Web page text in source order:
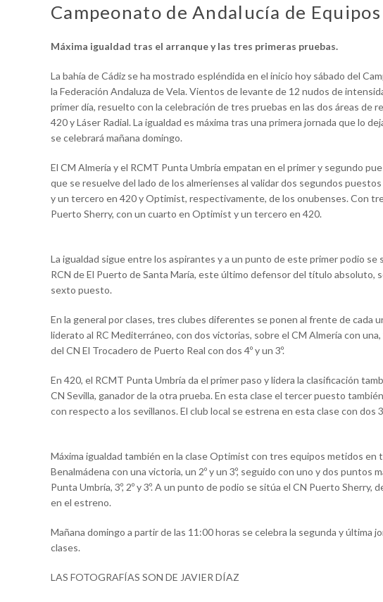
Campeonato de Andalucía de
Máxima igualdad tras el arranque y las tres primeras pruebas.
La bahía de Cádiz se ha mostrado espléndida en el inicio hoy sábado del
la Federación Andaluza de Vela. Vientos de levante de 12 nudos de
primer día, resuelto con la celebración de tres pruebas en las dos áreas de
420 y Láser Radial. La igualdad es máxima tras una primera jornada que lo
se celebrará mañana domingo.
El CM Almería y el RCMT Punta Umbría empatan en el primer y segundo
que se resuelve del lado de los almerienses al validar dos segundos
y un tercero en 420 y Optimist, respectivamente, de los onubenses. Con
Puerto Sherry, con un cuarto en Optimist y un tercero en 420.
La igualdad sigue entre los aspirantes y a un punto de este primer podio
RCN de El Puerto de Santa María, este último defensor del título absoluto,
sexto puesto.
En la general por clases, tres clubes diferentes se ponen al frente de cada
liderato al RC Mediterráneo, con dos victorias, sobre el CM Almería con
del CN El Trocadero de Puerto Real con dos 4º y un 3º.
En 420, el RCMT Punta Umbría da el primer paso y lidera la clasificación
CN Sevilla, ganador de la otra prueba. En esta clase el tercer puesto
con respecto a los sevillanos. El club local se estrena en esta clase con dos
Máxima igualdad también en la clase Optimist con tres equipos metidos en
Benalmádena con una victoria, un 2º y un 3º, seguido con uno y dos puntos
Punta Umbría, 3º, 2º y 3º. A un punto de podio se sitúa el CN Puerto
en el estreno.
Mañana domingo a partir de las 11:00 horas se celebra la segunda y última
clases.
LAS FOTOGRAFÍAS SON DE JAVIER DÍAZ